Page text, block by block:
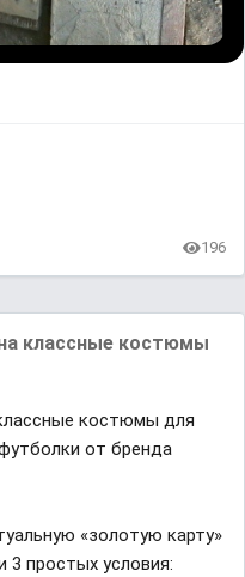
196
классные костюмы
костюмы для
от бренда
«золотую карту»
3 простых условия: